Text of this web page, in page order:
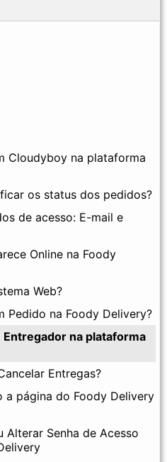
Cloudyboy na plataforma
os status dos pedidos?
de acesso: E-mail e
Online na Foody
Web?
Pedido na Foody Delivery?
na plataforma
Entregas?
a página do Foody Delivery
Alterar Senha de Acesso